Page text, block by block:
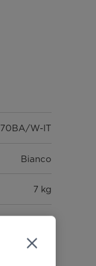
W-IT
Bianco
7 kg
centrifuga